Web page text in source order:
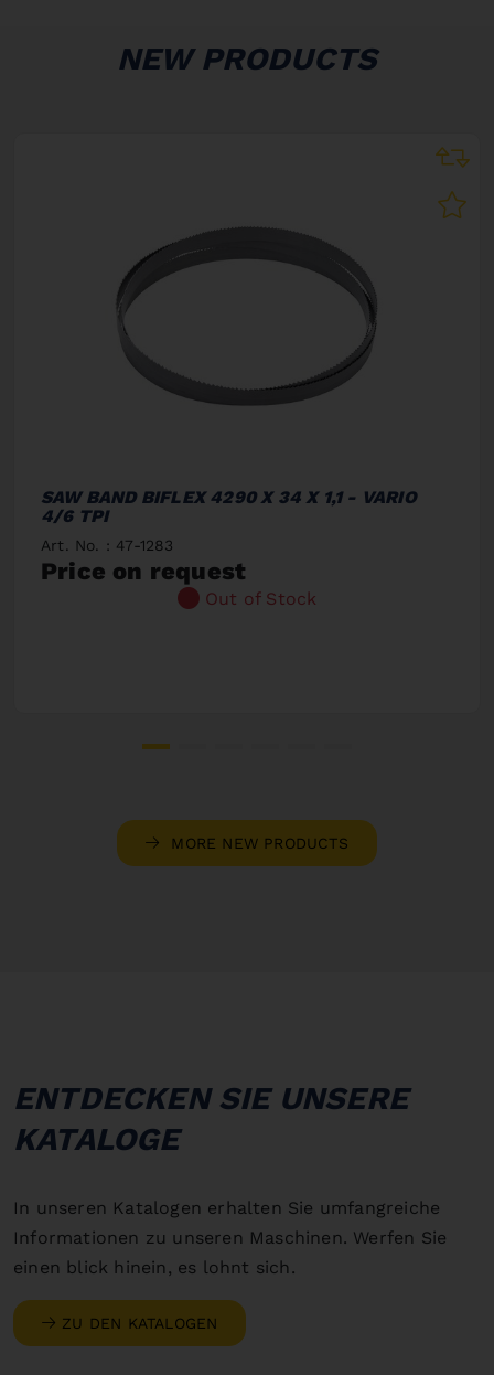
NEW PRODUCTS
SAW BAND BIFLEX 4290 X 34 X 1,1 - VARIO
4/6 TPI
Art. No. : 47-1283
Price on request
Out of Stock
MORE NEW PRODUCTS
ENTDECKEN SIE UNSERE
KATALOGE
In unseren Katalogen erhalten Sie umfangreiche
Informationen zu unseren Maschinen. Werfen Sie
einen blick hinein, es lohnt sich.
ZU DEN KATALOGEN